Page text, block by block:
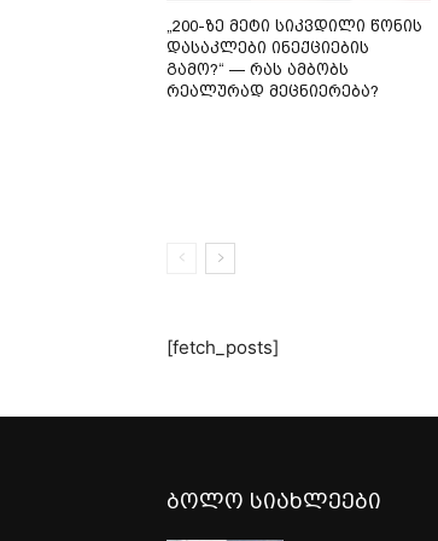
„200-ზე მეტი სიკვდილი წონის
დასაკლები ინექციების
გამო?“ — რას ამბობს
რეალურად მეცნიერება?
[fetch_posts]
ბოლო სიახლეები